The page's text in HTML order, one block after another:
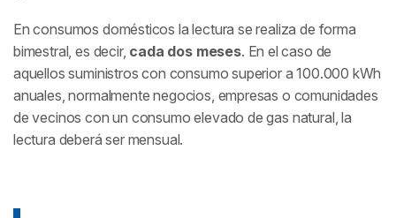
En consumos domésticos la lectura se realiza de forma
bimestral, es decir, cada dos meses. En el caso de
aquellos suministros con consumo superior a 100.000 kWh
anuales, normalmente negocios, empresas o comunidades
de vecinos con un consumo elevado de gas natural, la
lectura deberá ser mensual.